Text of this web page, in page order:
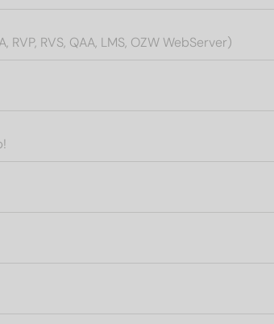
RVP, RVS, QAA, LMS, OZW WebServer)